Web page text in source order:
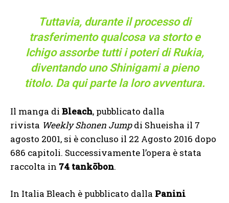
Tuttavia, durante il processo di
trasferimento qualcosa va storto e
Ichigo assorbe tutti i poteri di Rukia,
diventando uno Shinigami a pieno
titolo. Da qui parte la loro avventura.
Il manga di Bleach, pubblicato dalla
rivista Weekly Shonen Jumpdi Shueisha il 7
agosto 2001, si è concluso il 22 Agosto 2016 dopo
686 capitoli. Successivamente l’opera è stata
raccolta in 74 tankōbon.
In Italia Bleach è pubblicato dalla Panini